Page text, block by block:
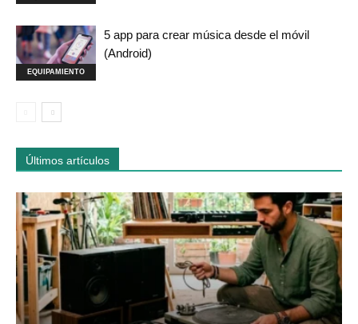
EQUIPAMIENTO
5 app para crear música desde el móvil
(Android)
Últimos artículos